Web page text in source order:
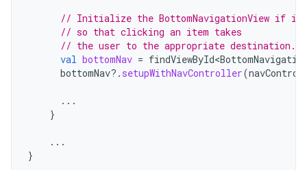
// Initialize the BottomNavigationView if it
// so that clicking an item takes
// the user to the appropriate destination.
val bottomNav =
bottomNav?. setupWithNavController(
...
}
...
}